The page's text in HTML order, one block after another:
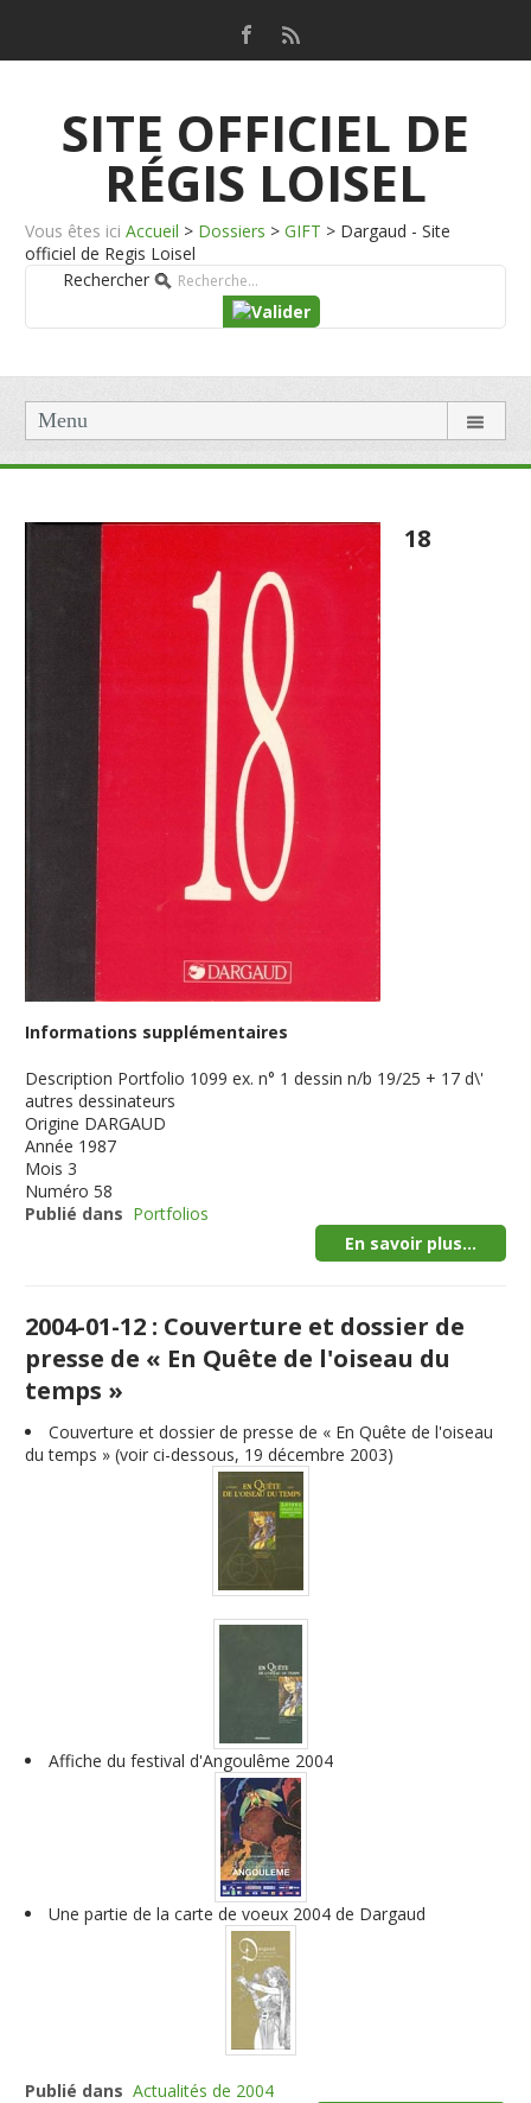
SITE OFFICIEL DE
RÉGIS LOISEL
Vous êtes ici Accueil > Dossiers > GIFT > Dargaud - Site
officiel de Regis Loisel
Rechercher
Menu
18
Informations supplémentaires
Description Portfolio 1099 ex. n° 1 dessin n/b 19/25 + 17 d\'
autres dessinateurs
Origine DARGAUD
Année 1987
Mois 3
Numéro 58
Publié dans Portfolios
En savoir plus...
2004-01-12 : Couverture et dossier de
presse de « En Quête de l'oiseau du
temps »
Couverture et dossier de presse de « En Quête de l'oiseau
du temps » (voir ci-dessous, 19 décembre 2003)
Affiche du festival d'Angoulême 2004
Une partie de la carte de voeux 2004 de Dargaud
Publié dans Actualités de 2004